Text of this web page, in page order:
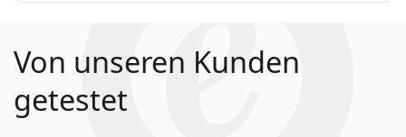
Von unseren Kunden
getestet